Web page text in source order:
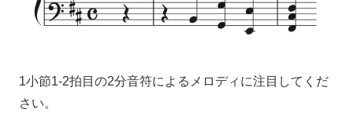
1小節1-2拍目の2分音符によるメロディに注目してくだ
さい。